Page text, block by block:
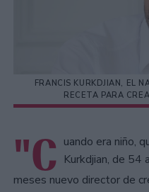
FRANCIS KURKDJIAN, EL
RECETA PARA
"C uando era niño,
Kurkdjian, de 54
meses nuevo director de